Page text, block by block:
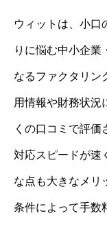
ウィットは、小口
りに悩む中小企業
なるファクタリン
用情報や財務状況
くの口コミで評価
対応スピードが速
な点も大きなメリ
条件によって手数